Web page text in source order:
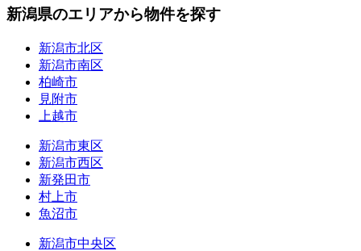
新潟県のエリアから物件を探す
新潟市北区
新潟市南区
柏崎市
見附市
上越市
新潟市東区
新潟市西区
新発田市
村上市
魚沼市
新潟市中央区